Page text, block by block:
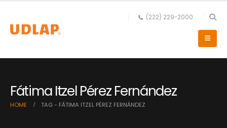
(222) 229-2000
Fátima Itzel Pérez Fernández
HOME TAG - FÁTIMA ITZEL PÉREZ FERNÁNDEZ